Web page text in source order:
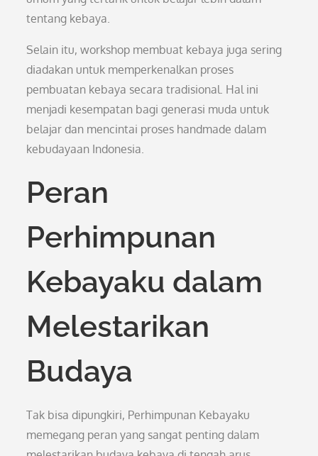
tentang kebaya.
Selain itu, workshop membuat kebaya juga sering
diadakan untuk memperkenalkan proses
pembuatan kebaya secara tradisional. Hal ini
menjadi kesempatan bagi generasi muda untuk
belajar dan mencintai proses handmade dalam
kebudayaan Indonesia.
Peran
Perhimpunan
Kebayaku dalam
Melestarikan
Budaya
Tak bisa dipungkiri, Perhimpunan Kebayaku
memegang peran yang sangat penting dalam